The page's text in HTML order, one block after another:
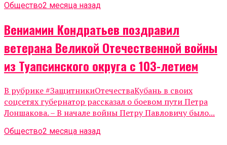
Общество2 месяца назад
Вениамин Кондратьев поздравил
ветерана Великой Отечественной войны
из Туапсинского округа с 103-летием
В рубрике #ЗащитникиОтечестваКубань в своих
соцсетях губернатор рассказал о боевом пути Петра
Лоншакова. – В начале войны Петру Павловичу было...
Общество2 месяца назад